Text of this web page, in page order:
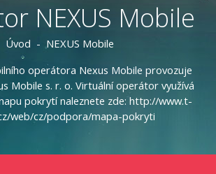
NEXUS Mobile
Úvod
NEXUS Mobile
operátora Nexus Mobile provozuje
Mobile s. r. o. Virtuální operátor využívá
pokrytí naleznete zde: http://www.t-
web/cz/podpora/mapa-pokryti